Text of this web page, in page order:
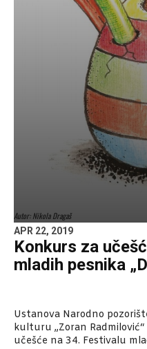
Autor: Nikola Dragaš
APR 22, 2019
Konkurs za
mladih pesnika
Ustanova Narodno
kulturu „Zoran
učešće na 34. Festivalu